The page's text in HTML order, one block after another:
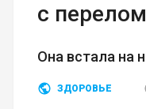
с
Она встала на
ЗДОРОВЬЕ